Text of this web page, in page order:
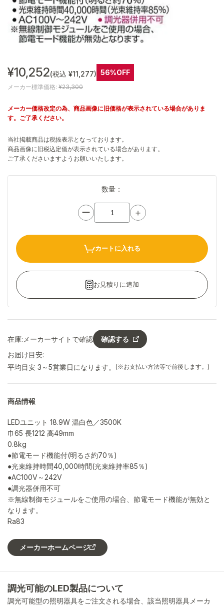
¥10,252(税込 ¥11,277) 56%OFF
メーカー標準価格: ¥23,300
メーカー価格改定の為、商品画像に旧価格が表示されている場合がありま
す。ご了承ください。
当社掲載商品は税抜表示となっております。
商品画像に旧税込定価が表示されている場合があります。
ご了承くださいますようお願いいたします。
数量：
ー ＋
カートに入れる
お見積りに追加
在庫: メーカーサイトで確認
確認する
お届け目安:
平均目安 3～5営業日になります。
(※お支払い方法等で前後します。)
商品情報
LEDユニット 18.9W 温白色／3500K
巾65 長1212 高49mm
0.8kg
●節電モード機能付(明るさ約70％)
●光束維持時間40,000時間(光束維持率85％)
●AC100V～242V
●調光器併用不可
※無線制御モジュールをご使用の場合、節電モード機能が無効と
なります。
Ra83
メーカーホームページ
調光可能のLED製品について
調光可能型の照明器具をご注文される場合、該当照明器具メーカ